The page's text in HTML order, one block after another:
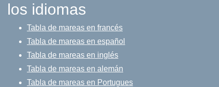
los idiomas
Tabla de mareas en francés
Tabla de mareas en español
Tabla de mareas en inglés
Tabla de mareas en alemán
Tabla de mareas en Portugues